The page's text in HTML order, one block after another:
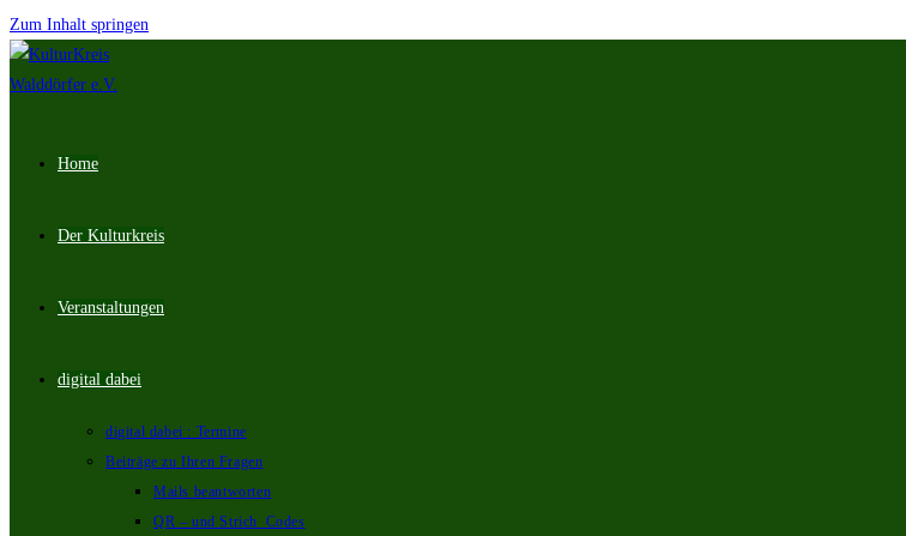
Zum Inhalt springen
Home
Der Kulturkreis
Veranstaltungen
digital dabei
digital dabei : Termine
Beiträge zu Ihren Fragen
Mails beantworten
QR – und Strich_Codes